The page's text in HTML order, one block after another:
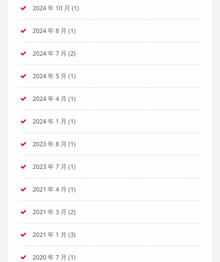
2024 年 10 月 (1)
2024 年 8 月 (1)
2024 年 7 月 (2)
2024 年 5 月 (1)
2024 年 4 月 (1)
2024 年 1 月 (1)
2023 年 8 月 (1)
2023 年 7 月 (1)
2021 年 4 月 (1)
2021 年 3 月 (2)
2021 年 1 月 (3)
2020 年 7 月 (1)